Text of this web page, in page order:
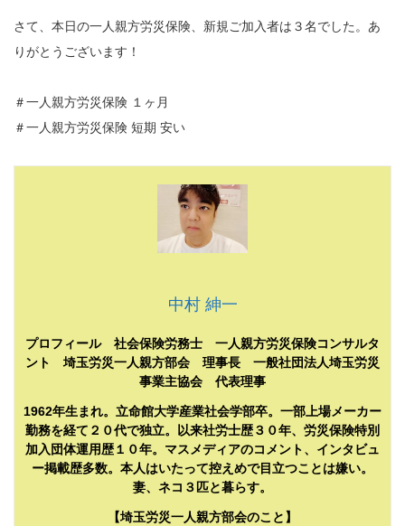
さて、本日の一人親方労災保険、新規ご加入者は３名でした。あ
りがとうございます！
＃一人親方労災保険 １ヶ月
＃一人親方労災保険 短期 安い
中村 紳一
プロフィール 社会保険労務士 一人親方労災保険コンサルタ
ント 埼玉労災一人親方部会 理事長 一般社団法人埼玉労災
事業主協会 代表理事
1962年生まれ。立命館大学産業社会学部卒。一部上場メーカー
勤務を経て２０代で独立。以来社労士歴３０年、労災保険特別
加入団体運用歴１０年。マスメディアのコメント、インタビュ
ー掲載歴多数。本人はいたって控えめで目立つことは嫌い。
妻、ネコ３匹と暮らす。
【埼玉労災一人親方部会のこと】